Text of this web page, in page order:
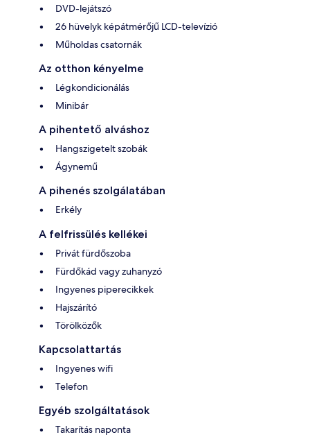
DVD-lejátszó
26 hüvelyk képátmérőjű LCD-televízió
Műholdas csatornák
Az otthon kényelme
Légkondicionálás
Minibár
A pihentető alváshoz
Hangszigetelt szobák
Ágynemű
A pihenés szolgálatában
Erkély
A felfrissülés kellékei
Privát fürdőszoba
Fürdőkád vagy zuhanyzó
Ingyenes piperecikkek
Hajszárító
Törölközők
Kapcsolattartás
Ingyenes wifi
Telefon
Egyéb szolgáltatások
Takarítás naponta